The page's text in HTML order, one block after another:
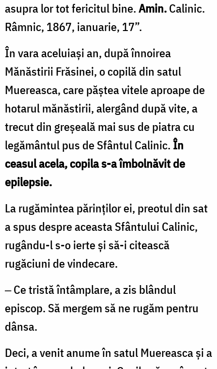
asupra lor tot fericitul bine.Amin.Calinic.
Râmnic, 1867, ianuarie, 17”.
În vara aceluiaşi an, după înnoirea
Mănăstirii Frăsinei, o copilă din satul
Muereasca, care păştea vitele aproape de
hotarul mănăstirii, alergând după vite, a
trecut din greşeală mai sus de piatra cu
legământul pus de Sfântul Calinic.În
ceasul acela, copila s-a îmbolnăvit de
epilepsie.
La rugămintea părinţilor ei, preotul din sat
a spus despre aceasta Sfântului Calinic,
rugându-l s-o ierte şi să-i citească
rugăciuni de vindecare.
‒ Ce tristă întâmplare, a zis blândul
episcop. Să mergem să ne rugăm pentru
dânsa.
Deci, a venit anume în satul Muereasca şi a